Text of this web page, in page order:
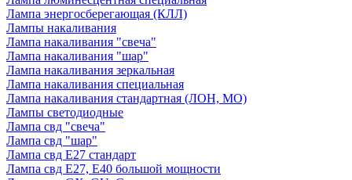
Лампа энергосберегающая (КЛЛ)
Лампы накаливания
Лампа накаливания "свеча"
Лампа накаливания "шар"
Лампа накаливания зеркальная
Лампа накаливания специальная
Лампа накаливания стандартная (ЛОН, МО)
Лампы светодиодные
Лампа свд "свеча"
Лампа свд "шар"
Лампа свд E27 стандарт
Лампа свд E27, Е40 большой мощности